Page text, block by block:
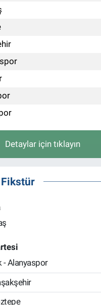
Detaylar için tıklayın
- Alanyaspor